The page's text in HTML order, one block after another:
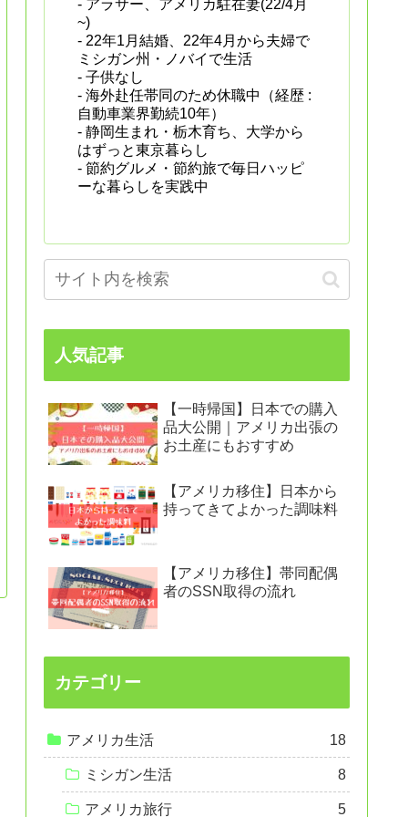
- アラサー、アメリカ駐在妻(22/4月
~)
- 22年1月結婚、22年4月から夫婦で
ミシガン州・ノバイで生活
- 子供なし
- 海外赴任帯同のため休職中（経歴 :
自動車業界勤続10年）
- 静岡生まれ・栃木育ち、大学から
はずっと東京暮らし
- 節約グルメ・節約旅で毎日ハッピ
ーな暮らしを実践中
人気記事
【一時帰国】日本での購入
品大公開｜アメリカ出張の
お土産にもおすすめ
【アメリカ移住】日本から
持ってきてよかった調味料
【アメリカ移住】帯同配偶
者のSSN取得の流れ
カテゴリー
アメリカ生活 18
ミシガン生活 8
アメリカ旅行 5